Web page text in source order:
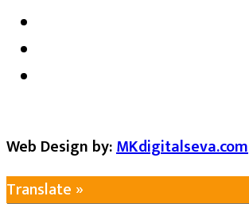
Web Design by:MKdigitalseva.com
Translate »